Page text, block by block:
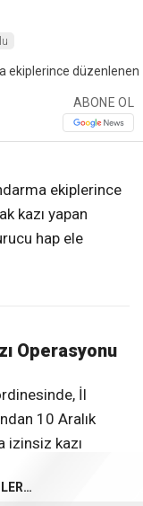
ABONE OL
ekiplerince
kazı yapan
hap ele
Operasyonu
İl
10 Aralık
izinsiz kazı
KARABÜK’TE SAĞLIKTA ŞİKÂYETLER BÜYÜYOR!